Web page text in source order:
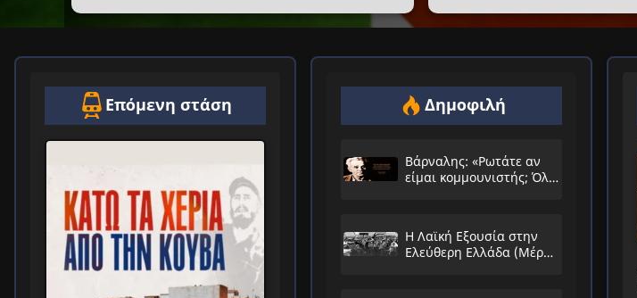
Επόμενη στάση Δημοφιλή
Βάρναλης: «Ρωτάτε αν
είμαι κομμουνιστής; Όλο
Η Λαϊκή Εξουσία στην
Ελεύθερη Ελλάδα (Μέρος